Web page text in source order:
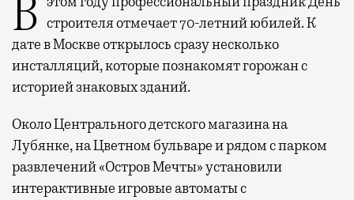
В этом году профессиональный праздник День строителя отмечает 70-летний юбилей. К
дате в Москве открылось сразу несколько
инсталляций, которые познакомят горожан с
историей знаковых зданий.
Около Центрального детского магазина на
Лубянке, на Цветном бульваре и рядом с парком
развлечений «Остров Мечты» установили
интерактивные игровые автоматы с